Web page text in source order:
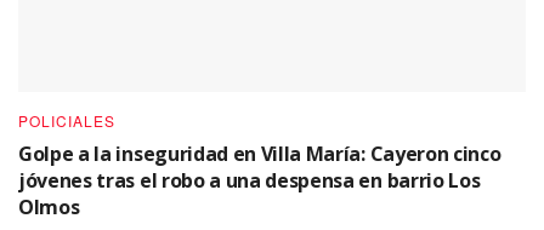
POLICIALES
Golpe a la inseguridad en Villa María: Cayeron cinco
jóvenes tras el robo a una despensa en barrio Los
Olmos